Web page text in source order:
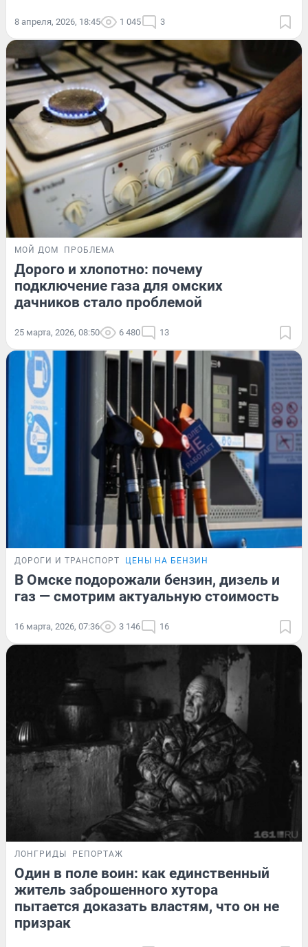
8 апреля, 2026, 18:45 1 045 3
МОЙ ДОМ ПРОБЛЕМА
Дорого и хлопотно: почему
подключение газа для омских
дачников стало проблемой
25 марта, 2026, 08:50 6 480 13
ДОРОГИ И ТРАНСПОРТ ЦЕНЫ НА БЕНЗИН
В Омске подорожали бензин, дизель и
газ — смотрим актуальную стоимость
16 марта, 2026, 07:36 3 146 16
ЛОНГРИДЫ РЕПОРТАЖ
Один в поле воин: как единственный
житель заброшенного хутора
пытается доказать властям, что он не
призрак